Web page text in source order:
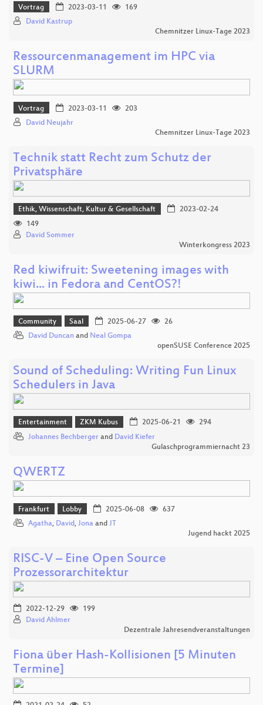
Vortrag 2023-03-11
169
David Kastrup
Chemnitzer Linux-Tage 2023
Ressourcenmanagement im HPC via
SLURM
Vortrag 2023-03-11
203
David Neujahr
Chemnitzer Linux-Tage 2023
Technik statt Recht zum Schutz der
Privatsphäre
Ethik, Wissenschaft, Kultur & Gesellschaft
2023-02-24
149
David Sommer
Winterkongress 2023
Red kiwifruit: Sweetening images with
kiwi... in Fedora and CentOS?!
Community Saal 2025-06-27
26
David Duncan and Neal Gompa
openSUSE Conference 2025
Sound of Scheduling: Writing Fun Linux
Schedulers in Java
Entertainment ZKM Kubus 2025-06-21
294
Johannes Bechberger and David Kiefer
Gulaschprogrammiernacht 23
QWERTZ
Frankfurt Lobby 2025-06-08
637
Agatha, David, Jona and JT
Jugend hackt 2025
RISC-V – Eine Open Source
Prozessorarchitektur
2022-12-29
199
David Ahlmer
Dezentrale Jahresendveranstaltungen
Fiona über Hash-Kollisionen [5 Minuten
Termine]